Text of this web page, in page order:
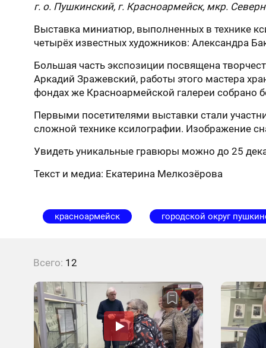
г. о. Пушкинский, г. Красноармейск, мкр.
Выставка миниатюр, выполненных в технике
четырёх известных художников: Александра
Большая часть экспозиции посвящена
Аркадий Зражевский, работы этого мастера
фондах же Красноармейской галереи собрано
Первыми посетителями выставки стали
сложной технике ксилографии. Изображение
Увидеть уникальные гравюры можно до 25
Текст и медиа: Екатерина Мелкозёрова
красноармейск городской округ
Всего: 12